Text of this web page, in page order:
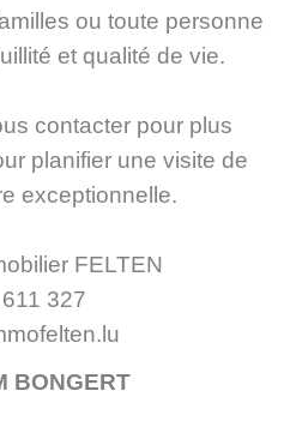
ou toute personne
et qualité de vie.
contacter pour plus
planifier une visite de
exceptionnelle.
FELTEN
327
BONGERT